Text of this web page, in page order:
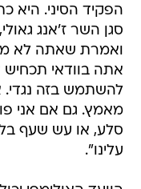
הפקיד הסיני. היא
סגן השר ז'אנג
ואמרת שאתה לא
אתה בוודאי תכחיש
להשתמש בזה נגדי.
מאמץ. גם אם אני
סלע, ​​או עש שעף
עלינו".